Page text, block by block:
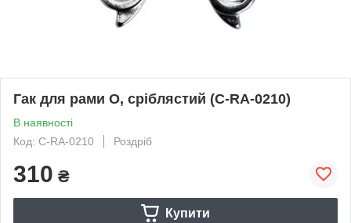
Гак для рами O, сріблястий (C-RA-0210)
В наявності
Код: C-RA-0210
Роздріб
310 ₴
Купити